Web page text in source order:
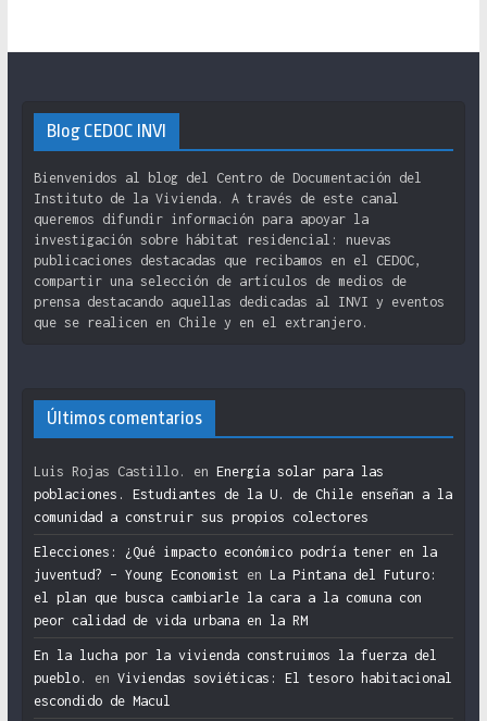
Blog CEDOC INVI
Bienvenidos al blog del Centro de Documentación del
Instituto de la Vivienda. A través de este canal
queremos difundir información para apoyar la
investigación sobre hábitat residencial: nuevas
publicaciones destacadas que recibamos en el CEDOC,
compartir una selección de artículos de medios de
prensa destacando aquellas dedicadas al INVI y eventos
que se realicen en Chile y en el extranjero.
Últimos comentarios
Luis Rojas Castillo. en Energía solar para las
poblaciones. Estudiantes de la U. de Chile enseñan a la
comunidad a construir sus propios colectores
Elecciones: ¿Qué impacto económico podría tener en la
juventud? – Young Economist en La Pintana del Futuro:
el plan que busca cambiarle la cara a la comuna con
peor calidad de vida urbana en la RM
En la lucha por la vivienda construimos la fuerza del
pueblo.
en Viviendas soviéticas: El tesoro habitacional
escondido de Macul